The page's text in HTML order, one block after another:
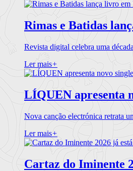
Rimas e Batidas
Revista digital celebra uma
Ler mais+
LÍQUEN apresenta
Nova canção electrónica retrata
Ler mais+
Cartaz do Iminente